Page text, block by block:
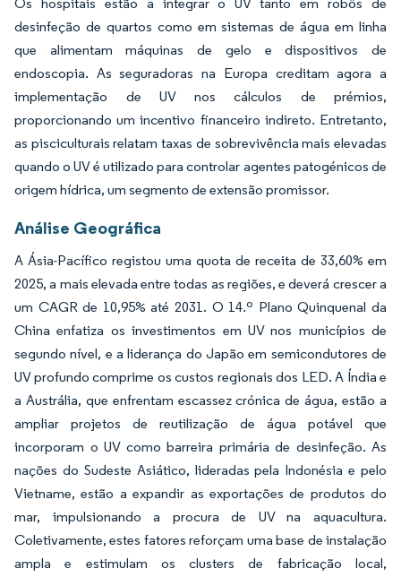
desinfeção de quartos como em sistemas de água em linha
que alimentam máquinas de gelo e dispositivos de
endoscopia. As seguradoras na Europa creditam agora a
implementação de UV nos cálculos de prémios,
proporcionando um incentivo financeiro indireto. Entretanto,
as pisciculturais relatam taxas de sobrevivência mais elevadas
quando o UV é utilizado para controlar agentes patogénicos de
origem hídrica, um segmento de extensão promissor.
Análise Geográfica
A Ásia-Pacífico registou uma quota de receita de 33,60% em
2025, a mais elevada entre todas as regiões, e deverá crescer a
um CAGR de 10,95% até 2031. O 14.º Plano Quinquenal da
China enfatiza os investimentos em UV nos municípios de
segundo nível, e a liderança do Japão em semicondutores de
UV profundo comprime os custos regionais dos LED. A Índia e
a Austrália, que enfrentam escassez crónica de água, estão a
ampliar projetos de reutilização de água potável que
incorporam o UV como barreira primária de desinfeção. As
nações do Sudeste Asiático, lideradas pela Indonésia e pelo
Vietname, estão a expandir as exportações de produtos do
mar, impulsionando a procura de UV na aquacultura.
Coletivamente, estes fatores reforçam uma base de instalação
ampla e estimulam os clusters de fabricação local,